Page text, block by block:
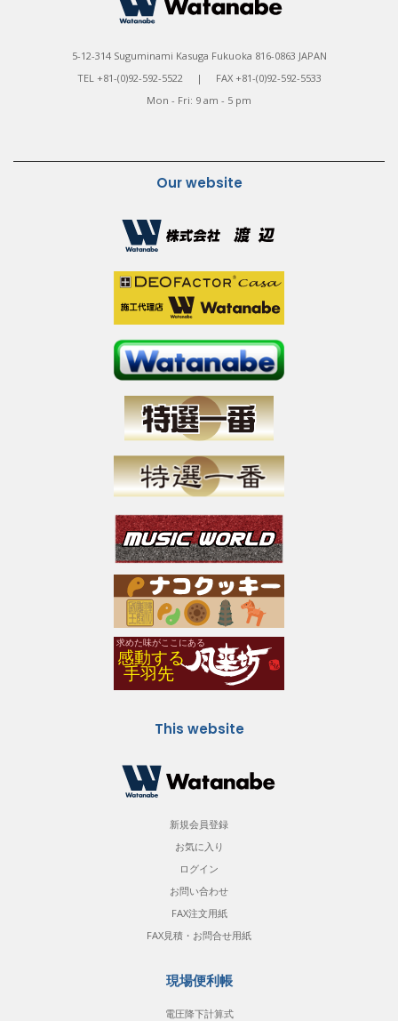
5-12-314 Suguminami Kasuga Fukuoka 816-0863 JAPAN
TEL +81-(0)92-592-5522 | FAX +81-(0)92-592-5533
Mon - Fri: 9 am - 5 pm
Our website
This website
新規会員登録
お気に入り
ログイン
お問い合わせ
FAX注文用紙
FAX見積・お問合せ用紙
現場便利帳
電圧降下計算式